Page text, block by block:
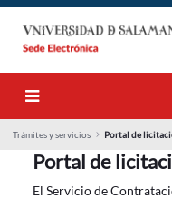
Trámites y servicios Portal de
Portal de
El Servicio de